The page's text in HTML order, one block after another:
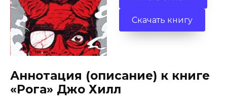
Скачать книгу
Аннотация (описание) к книге
«Рога» Джо Хилл